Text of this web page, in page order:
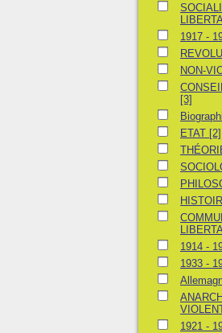
1917 - 1921
1917 -
NON-NON-
CONSEILS
[3]
Biographies
ETATETAT [2]
THÉORIE
HISTOIRE
1914 - 1918
1914 -
1933 - 1945
1933 -
Allemagne
1921 - 1933
1921 -